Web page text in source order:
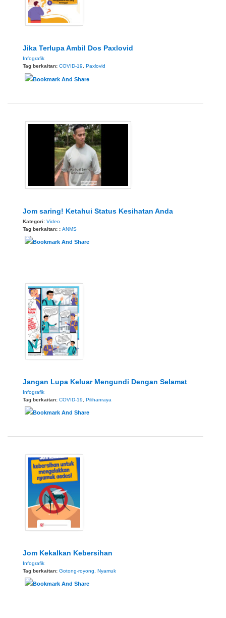
Jika Terlupa Ambil Dos Paxlovid
Infografik
Tag berkaitan: COVID-19, Paxlovid
Jom saring! Ketahui Status Kesihatan Anda
Kategori: Video
Tag berkaitan: : ANMS
Jangan Lupa Keluar Mengundi Dengan Selamat
Infografik
Tag berkaitan: COVID-19 Pilihanraya
Jom Kekalkan Kebersihan
Infografik
Tag berkaitan: Gotong-royong Nyamuk